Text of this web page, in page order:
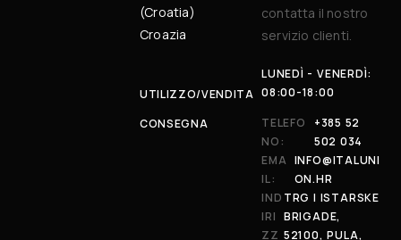
(Croatia)
Croazia
UTILIZZO/VENDITA
CONSEGNA
contatta il nostro
servizio clienti.
LUNEDÌ - VENERDÌ:
08:00-18:00
TELEFO
NO:
+385 52
502 034
EMA
IL:
INFO@ITALUNI
ON.HR
IND
IRI
ZZ
TRG I ISTARSKE
BRIGADE,
52100, PULA,